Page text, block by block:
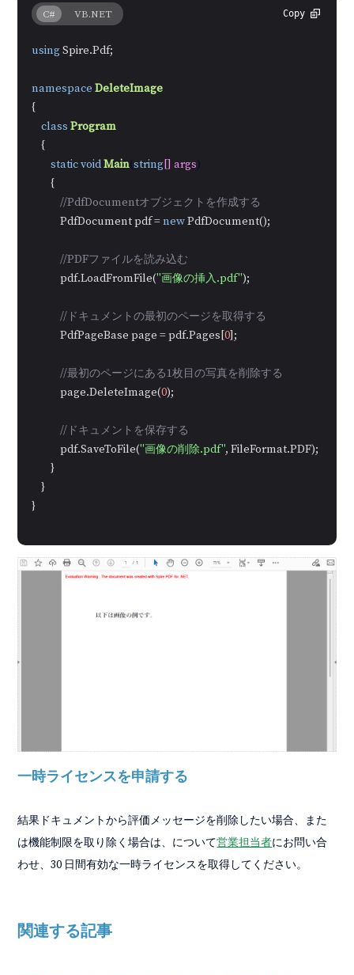
C# VB.NET Copy
using Spire.Pdf;
namespace DeleteImage
{
class Program
    {
staticvoidMain(string[] args)
        {
//PdfDocumentオブジェクトを作成する
            PdfDocument pdf =
new PdfDocument();
//PDFファイルを読み込む
            pdf.LoadFromFile(
"画像の挿入.pdf");
//ドキュメントの最初のページを取得する
            PdfPageBase page = pdf.Pages[
0];
//最初のページにある1枚目の写真を削除する
            page.DeleteImage(
0);
//ドキュメントを保存する
            pdf.SaveToFile(
"画像の削除.pdf", FileFormat.PDF);
        }
    }
}
一時ライセンスを申請する
結果ドキュメントから評価メッセージを削除したい場合、また
は機能制限を取り除く場合は、について営業担当者にお問い合
わせ、30 日間有効な一時ライセンスを取得してください。
関連する記事